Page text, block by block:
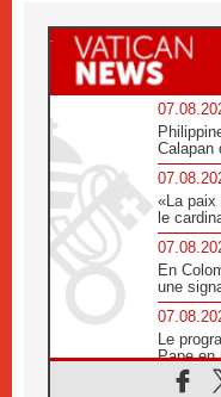
Calapan
«La paix
le
En
une
Le
Pape en